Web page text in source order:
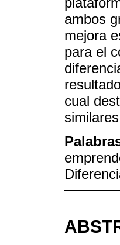
ambos
mejora
para el
cual